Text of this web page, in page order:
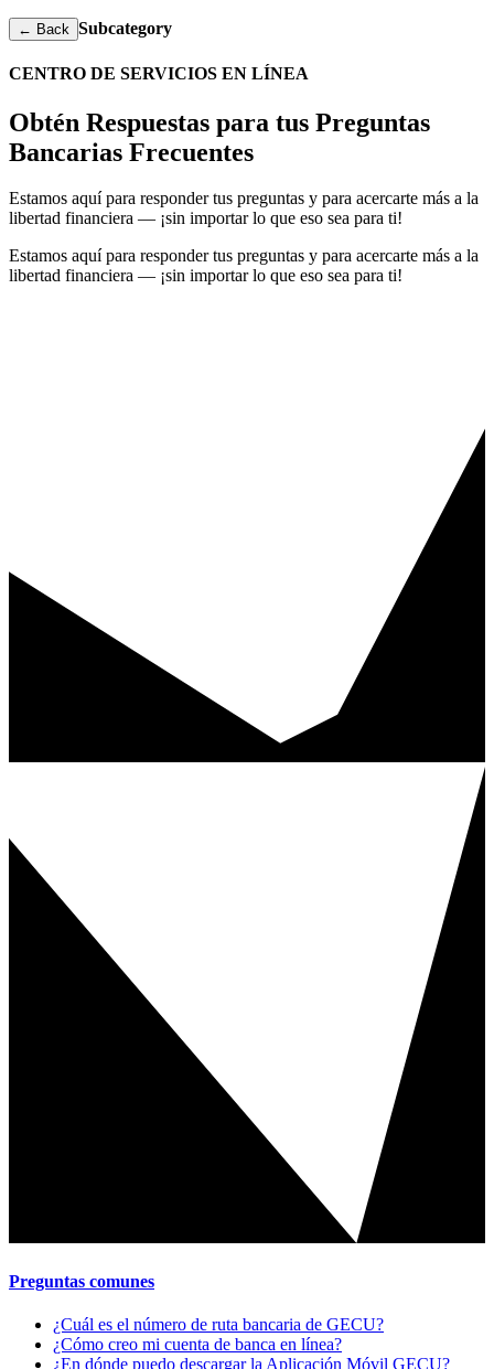
← Back Subcategory
CENTRO DE SERVICIOS EN LÍNEA
Obtén Respuestas para tus Preguntas
Bancarias Frecuentes
Estamos aquí para responder tus preguntas y para acercarte más a la
libertad financiera — ¡sin importar lo que eso sea para ti!
Estamos aquí para responder tus preguntas y para acercarte más a la
libertad financiera — ¡sin importar lo que eso sea para ti!
Preguntas comunes
¿Cuál es el número de ruta bancaria de GECU?
¿Cómo creo mi cuenta de banca en línea?
¿En dónde puedo descargar la Aplicación Móvil GECU?